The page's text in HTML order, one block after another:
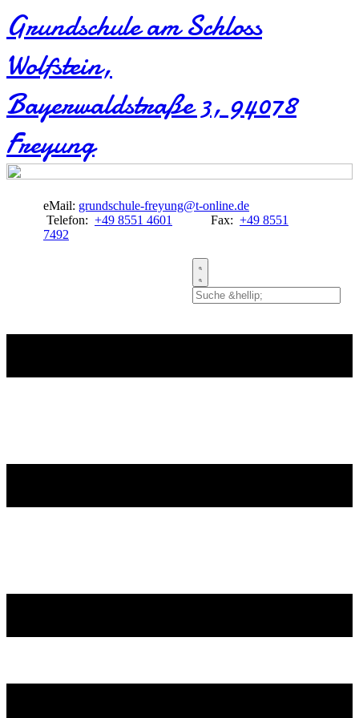
Grundschule am Schloss
Wolfstein​,
Bayerwaldstraße 3, 94078
Freyung
eMail: grundschule-freyung@t-online.de
Telefon: +49 8551 4601 Fax: +49 8551
7492